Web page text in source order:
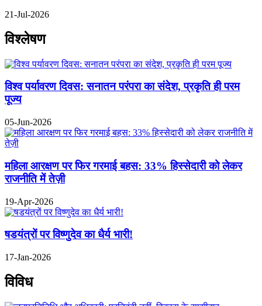
21-Jul-2026
विश्लेषण
विश्व पर्यावरण दिवस: सनातन परंपरा का संदेश, प्रकृति ही परम
पूज्य
05-Jun-2026
महिला आरक्षण पर फिर गरमाई बहस: 33% हिस्सेदारी को लेकर
राजनीति में तेज़ी
19-Apr-2026
षडयंत्रों पर विष्णुदेव का धैर्य भारी!
17-Jan-2026
विविध